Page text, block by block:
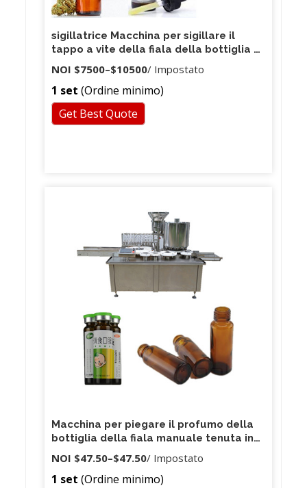
sigillatrice Macchina per sigillare il
tappo a vite della fiala della bottiglia di
sottaceti
NOI $7500–$10500/ Impostato
1 set (Ordine minimo)
Get Best Quote
Macchina per piegare il profumo della
bottiglia della fiala manuale tenuta in
mano della piegatrice della fiala da
20mm
NOI $47.50–$47.50/ Impostato
1 set (Ordine minimo)